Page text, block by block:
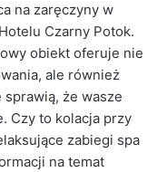
na zaręczyny w
Czarny Potok.
obiekt oferuje nie
ale również
że wasze
Czy to kolacja przy
zabiegi spa
na temat